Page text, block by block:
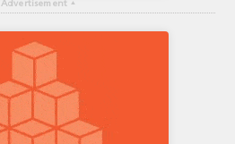
Advertisement ▴